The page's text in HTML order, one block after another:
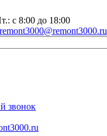
с 8:00 до 18:00
remont3000@remont3000.ru
звонок